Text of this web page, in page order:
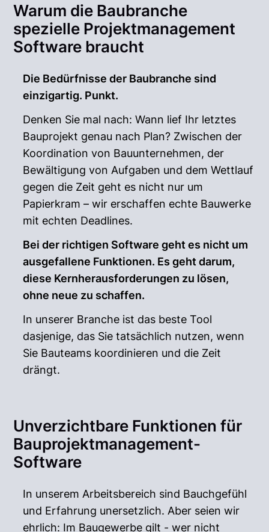
Warum die Baubranche
spezielle Projektmanagement
Software braucht
Die Bedürfnisse der Baubranche sind
einzigartig. Punkt.
Denken Sie mal nach: Wann lief Ihr letztes
Bauprojekt genau nach Plan? Zwischen der
Koordination von Bauunternehmen, der
Bewältigung von Aufgaben und dem Wettlauf
gegen die Zeit geht es nicht nur um
Papierkram – wir erschaffen echte Bauwerke
mit echten Deadlines.
Bei der richtigen Software geht es nicht um
ausgefallene Funktionen. Es geht darum,
diese Kernherausforderungen zu lösen,
ohne neue zu schaffen.
In unserer Branche ist das beste Tool
dasjenige, das Sie tatsächlich nutzen, wenn
Sie Bauteams koordinieren und die Zeit
drängt.
Unverzichtbare Funktionen für
Bauprojektmanagement-
Software
In unserem Arbeitsbereich sind Bauchgefühl
und Erfahrung unersetzlich. Aber seien wir
ehrlich: Im Baugewerbe gilt - wer nicht